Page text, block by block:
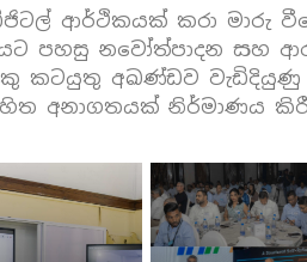
ආර්ථිකයක් කරා මාරු
පහසු නවෝත්පාදන සහ
කටයුතු අඛණ්ඩව
අනාගතයක් නිර්මාණය